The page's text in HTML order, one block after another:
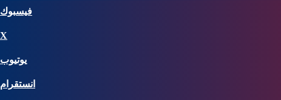
فيسبوك
X
يوتيوب
انستقرام